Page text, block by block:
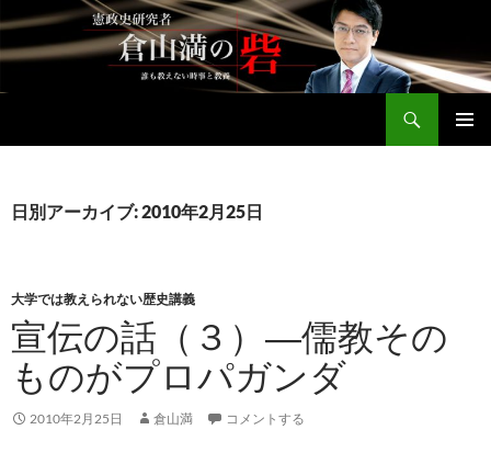
テ
ン
へ
ッ
日別アーカイブ: 2010年2月25日
大学では教えられない歴史講義
宣伝の話（３）―儒教その
ものがプロパガンダ
2010年2月25日 倉山満 コメントする